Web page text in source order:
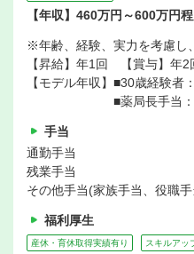
【年収】460万円～600万円
※年齢、経験、実力を考慮し
【昇給】年1回 【賞与】年2
【モデル年収】■30歳経験者
■薬局長手当：月4
手当
通勤手当
残業手当
その他手当(家族手当、役職
福利厚生
産休・育休取得実績有り スキルアッ